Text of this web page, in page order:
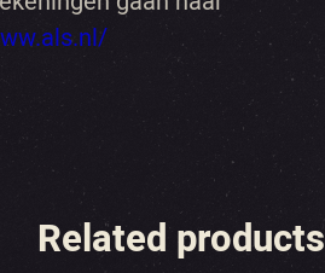
Related products